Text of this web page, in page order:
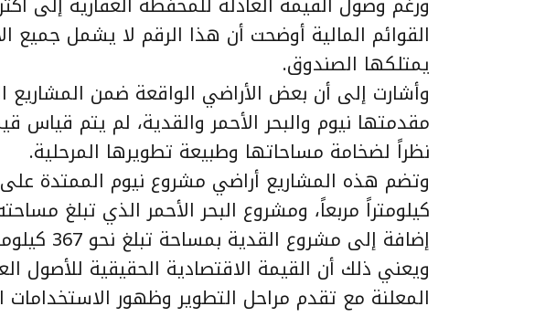
القوائم المالية أوضحت أن هذا الرقم لا يشمل جميع
يمتلكها الصندوق.
وأشارت إلى أن بعض الأراضي الواقعة ضمن المشاريع
مقدمتها نيوم والبحر الأحمر والقدية، لم يتم قياس
نظراً لضخامة مساحاتها وطبيعة تطويرها المرحلية.
إضافة إلى مشروع القدية بمساحة تبلغ نحو 367 كيلومتراً مربعاً.
ويعني ذلك أن القيمة الاقتصادية الحقيقية للأصول
المعلنة مع تقدم مراحل التطوير وظهور الاستخدامات